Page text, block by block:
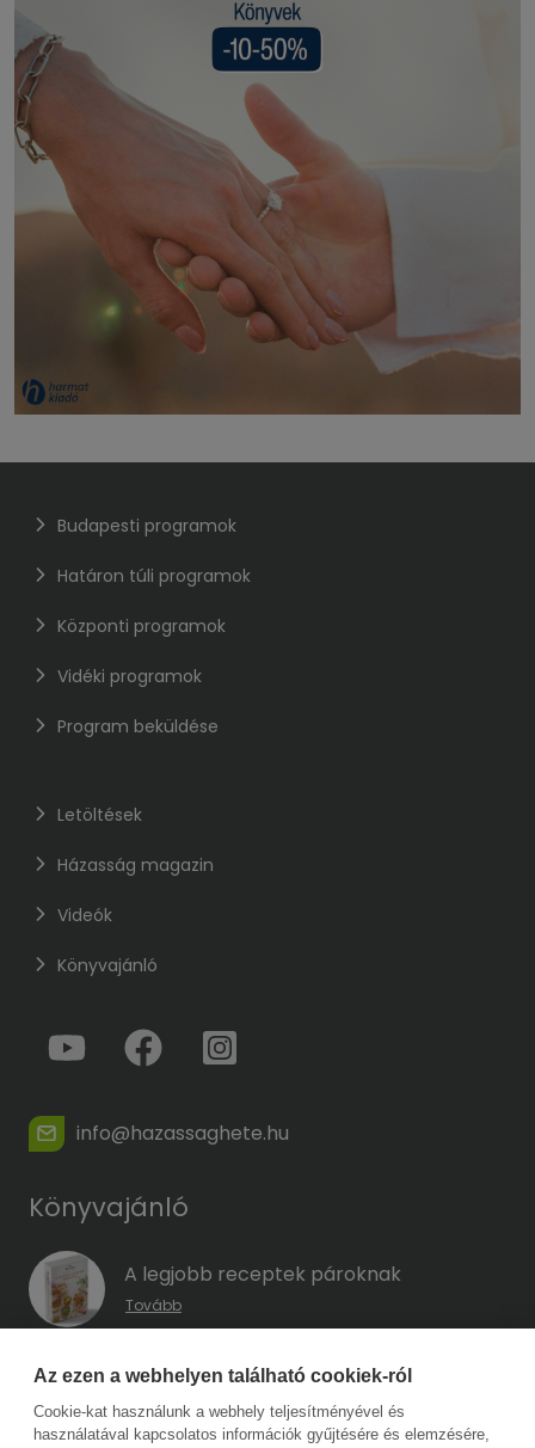
Budapesti programok
Határon túli programok
Központi programok
Vidéki programok
Program beküldése
Letöltések
Házasság magazin
Videók
Könyvajánló
info@hazassaghete.hu
Könyvajánló
A legjobb receptek pároknak
Tovább
A hűség kódja – Hogyan előzd meg a
megcsalást, mielőtt még eszedbe jutott
volna?
Az ezen a webhelyen található cookiek-ról
Cookie-kat használunk a webhely teljesítményével és
használatával kapcsolatos információk gyűjtésére és elemzésére,